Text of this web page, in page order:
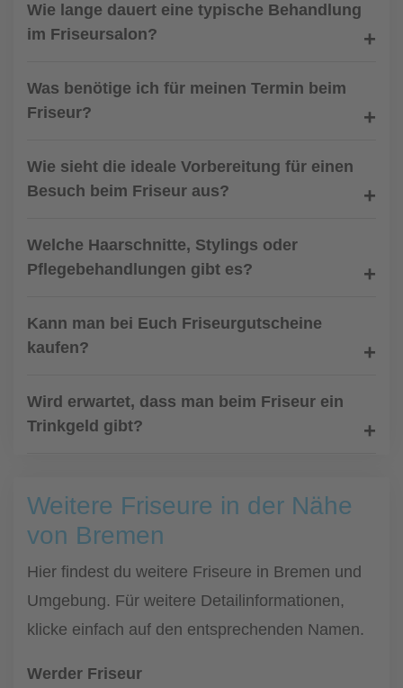
Wie lange dauert eine typische Behandlung
im Friseursalon?
Was benötige ich für meinen Termin beim
Friseur?
Wie sieht die ideale Vorbereitung für einen
Besuch beim Friseur aus?
Welche Haarschnitte, Stylings oder
Pflegebehandlungen gibt es?
Kann man bei Euch Friseurgutscheine
kaufen?
Wird erwartet, dass man beim Friseur ein
Trinkgeld gibt?
Weitere Friseure in der Nähe
von Bremen
Hier findest du weitere Friseure in Bremen und
Umgebung. Für weitere Detailinformationen,
klicke einfach auf den entsprechenden Namen.
Werder Friseur